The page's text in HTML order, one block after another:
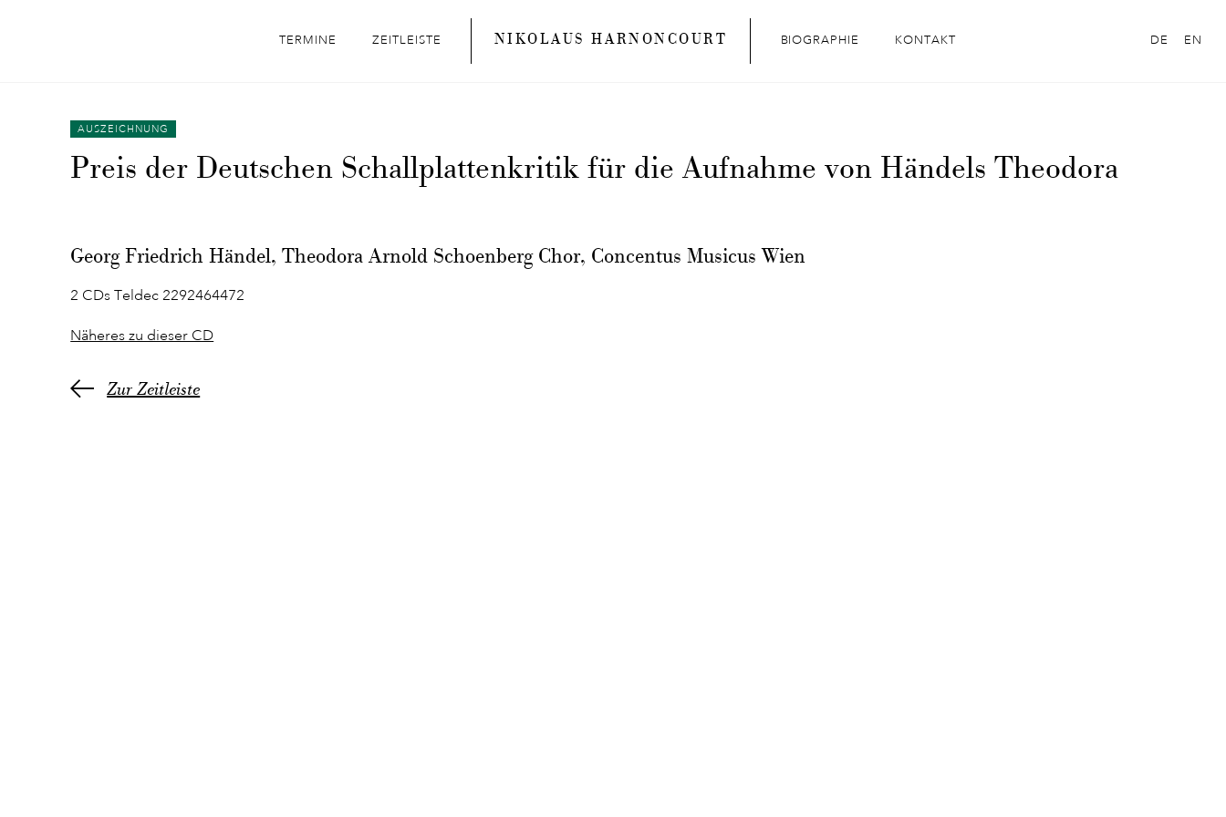
TERMINE ZEITLEISTE NIKOLAUS HARNONCOURT BIOGRAPHIE KONTAKT DE EN
AUSZEICHNUNG
Preis der Deutschen Schallplattenkritik für die Aufnahme von Händels Theodora
Georg Friedrich Händel, Theodora Arnold Schoenberg Chor, Concentus Musicus Wien
2 CDs Teldec 2292464472
Näheres zu dieser CD
Zur Zeitleiste